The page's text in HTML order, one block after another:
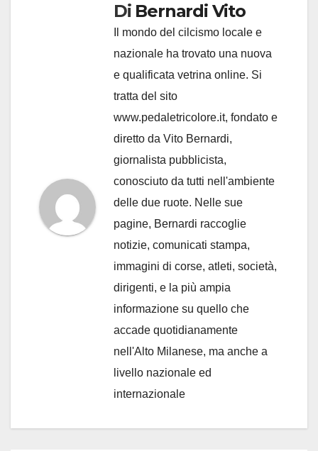
Di Bernardi Vito
Il mondo del cilcismo locale e
nazionale ha trovato una nuova
e qualificata vetrina online. Si
tratta del sito
www.pedaletricolore.it, fondato e
diretto da Vito Bernardi,
giornalista pubblicista,
conosciuto da tutti nell'ambiente
delle due ruote. Nelle sue
pagine, Bernardi raccoglie
notizie, comunicati stampa,
immagini di corse, atleti, società,
dirigenti, e la più ampia
informazione su quello che
accade quotidianamente
nell'Alto Milanese, ma anche a
livello nazionale ed
internazionale